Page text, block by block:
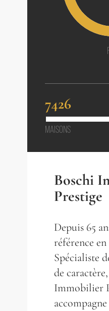
7426
MAISONS
Boschi
Prestige
Depuis 65
référence
Spécialiste
de
Immobilier